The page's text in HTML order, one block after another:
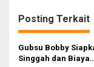
a
s
i
Posting Terkait
Gubsu Bobby
Singgah dan Biaya